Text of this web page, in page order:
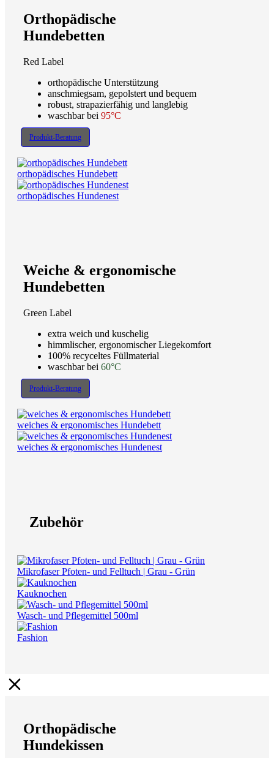
Orthopädische
Hundebetten
Red Label
orthopädische Unterstützung
anschmiegsam, gepolstert und bequem
robust, strapazierfähig und langlebig
waschbar bei 95°C
Produkt-Beratung
orthopädisches Hundebett
orthopädisches Hundenest
Weiche & ergonomische
Hundebetten
Green Label
extra weich und kuschelig
himmlischer, ergonomischer Liegekomfort
100% recyceltes Füllmaterial
waschbar bei 60°C
Produkt-Beratung
weiches & ergonomisches Hundebett
weiches & ergonomisches Hundenest
Zubehör
Mikrofaser Pfoten- und Felltuch | Grau - Grün
Kauknochen
Wasch- und Pflegemittel 500ml
Fashion
Orthopädische
Hundekissen